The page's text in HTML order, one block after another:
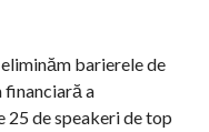
barierele de
financiară a
25 de speakeri de top